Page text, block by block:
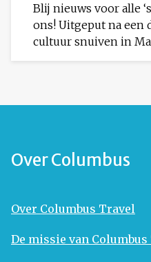
Blij nieuws voor alle
ons! Uitgeput na een
cultuur snuiven in
Over Columbus
Over Columbus Travel
De missie van Columbus